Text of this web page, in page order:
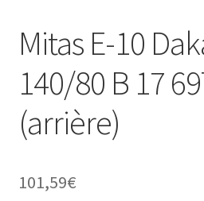
Mitas E-10
140/80 B 17
(arrière)
101,59€